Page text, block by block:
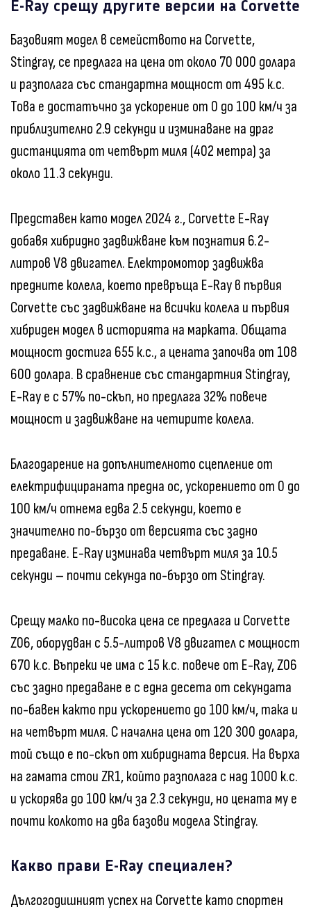
E-Ray срещу другите версии на Corvette
Базовият модел в семейството на Corvette,
Stingray, се предлага на цена от около 70 000 долара
и разполага със стандартна мощност от 495 к.с.
Това е достатъчно за ускорение от 0 до 100 км/ч за
приблизително 2.9 секунди и изминаване на драг
дистанцията от четвърт миля (402 метра) за
около 11.3 секунди.
Представен като модел 2024 г., Corvette E-Ray
добавя хибридно задвижване към познатия 6.2-
литров V8 двигател. Електромотор задвижва
предните колела, което превръща E-Ray в първия
Corvette със задвижване на всички колела и първия
хибриден модел в историята на марката. Общата
мощност достига 655 к.с., а цената започва от 108
600 долара. В сравнение със стандартния Stingray,
E-Ray е с 57% по-скъп, но предлага 32% повече
мощност и задвижване на четирите колела.
Благодарение на допълнителното сцепление от
електрифицираната предна ос, ускорението от 0 до
100 км/ч отнема едва 2.5 секунди, което е
значително по-бързо от версията със задно
предаване. E-Ray изминава четвърт миля за 10.5
секунди – почти секунда по-бързо от Stingray.
Срещу малко по-висока цена се предлага и Corvette
Z06, оборудван с 5.5-литров V8 двигател с мощност
670 к.с. Въпреки че има с 15 к.с. повече от E-Ray, Z06
със задно предаване е с една десета от секундата
по-бавен както при ускорението до 100 км/ч, така и
на четвърт миля. С начална цена от 120 300 долара,
той също е по-скъп от хибридната версия. На върха
на гамата стои ZR1, който разполага с над 1000 к.с.
и ускорява до 100 км/ч за 2.3 секунди, но цената му е
почти колкото на два базови модела Stingray.
Какво прави E-Ray специален?
Дългогодишният успех на Corvette като спортен